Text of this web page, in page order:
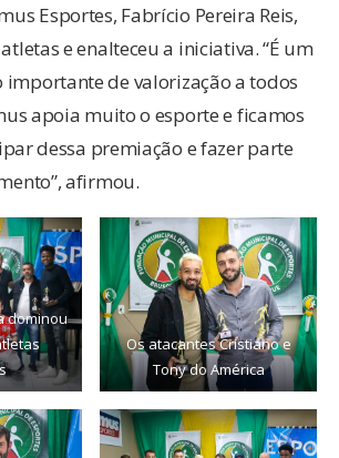
Esportes, Fabrício Pereira Reis,
e enalteceu a iniciativa. “É um
de valorização a todos
apoia muito o esporte e ficamos
dessa premiação e fazer parte
afirmou.
dominou
Os atacantes Cristiano e
Tony do América